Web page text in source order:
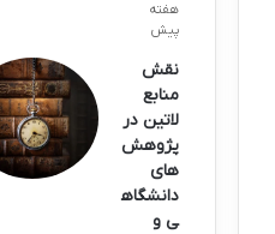
هفته
پیش
نقش
منابع
لاتین در
پژوهش‌
های
دانشگاه
ی و